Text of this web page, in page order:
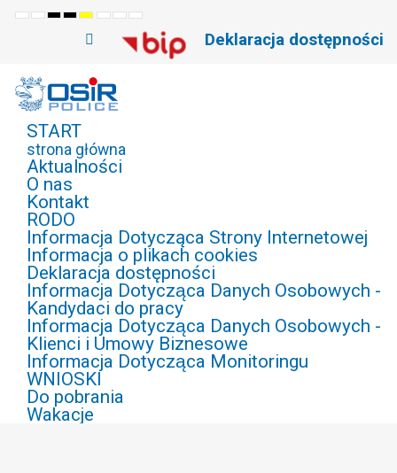
Default
Night
High
Contrast
mode
High
Contrast
mode
High
Contrast
Yellow
mode
Set
Smaller
Font
Set
Default
Font
Set
Larger
Font
Deklaracja dostępności
START
strona główna
Aktualności
O nas
Kontakt
RODO
Informacja Dotycząca Strony Internetowej
Informacja o plikach cookies
Deklaracja dostępności
Informacja Dotycząca Danych Osobowych -
Kandydaci do pracy
Informacja Dotycząca Danych Osobowych -
Klienci i Umowy Biznesowe
Informacja Dotycząca Monitoringu
WNIOSKI
Do pobrania
Wakacje